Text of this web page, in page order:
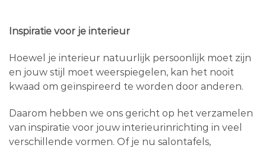
Inspiratie voor je interieur
Hoewel je interieur natuurlijk persoonlijk moet zijn
en jouw stijl moet weerspiegelen, kan het nooit
kwaad om geïnspireerd te worden door anderen.
Daarom hebben we ons gericht op het verzamelen
van inspiratie voor jouw interieurinrichting in veel
verschillende vormen. Of je nu salontafels,